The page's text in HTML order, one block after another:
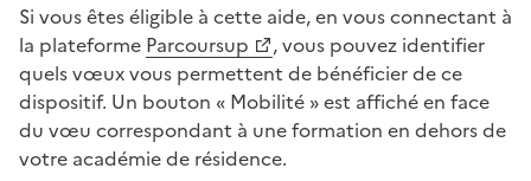
Si vous êtes éligible à cette aide, en vous connectant à
la plateforme Parcoursup
, vous pouvez identifier
quels vœux vous permettent de bénéficier de ce
dispositif. Un bouton « Mobilité » est affiché en face
du vœu correspondant à une formation en dehors de
votre académie de résidence.